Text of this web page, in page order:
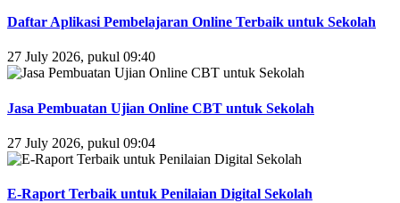
Daftar Aplikasi Pembelajaran Online Terbaik untuk Sekolah
27 July 2026, pukul 09:40
Jasa Pembuatan Ujian Online CBT untuk Sekolah
27 July 2026, pukul 09:04
E-Raport Terbaik untuk Penilaian Digital Sekolah